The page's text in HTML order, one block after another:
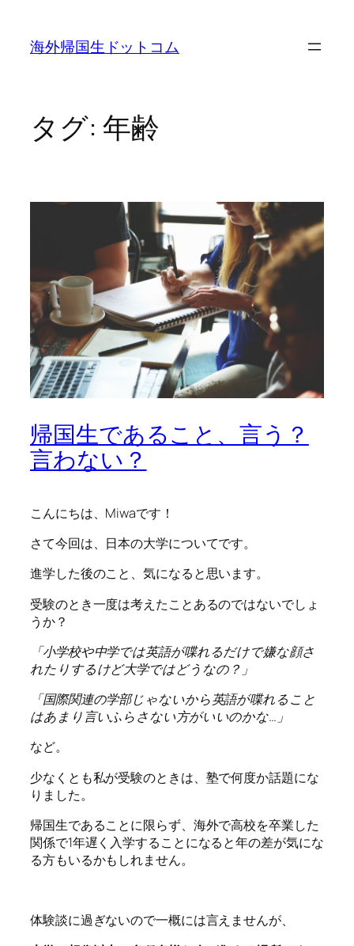
海外帰国生ドットコム
タグ: 年齢
帰国生であること、言う？
言わない？
こんにちは、Miwaです！
さて今回は、日本の大学についてです。
進学した後のこと、気になると思います。
受験のとき一度は考えたことあるのではないでしょ
うか？
「小学校や中学では英語が喋れるだけで嫌な顔さ
れたりするけど大学ではどうなの？」
「国際関連の学部じゃないから英語が喋れること
はあまり言いふらさない方がいいのかな…」
など。
少なくとも私が受験のときは、塾で何度か話題にな
りました。
帰国生であることに限らず、海外で高校を卒業した
関係で1年遅く入学することになると年の差が気にな
る方もいるかもしれません。
体験談に過ぎないので一概には言えませんが、